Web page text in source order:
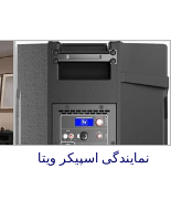
نمایندگی اسپیکر ویتا